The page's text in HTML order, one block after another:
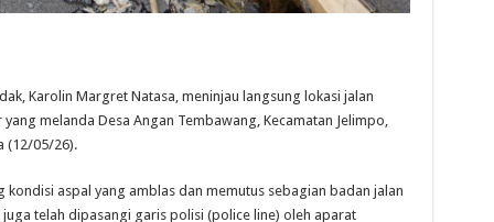
Karolin Margret Natasa, meninjau langsung lokasi jalan
melanda Desa Angan Tembawang, Kecamatan Jelimpo,
(12/05/26).
kondisi aspal yang amblas dan memutus sebagian badan jalan
telah dipasangi garis polisi (police line) oleh aparat